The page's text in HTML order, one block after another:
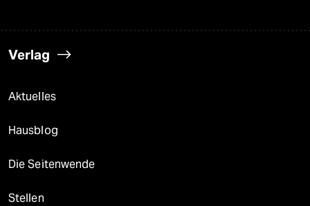
Verlag
Aktuelles
Hausblog
Die Seitenwende
Stellen